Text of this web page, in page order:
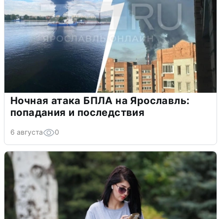
Ночная атака БПЛА на Ярославль:
попадания и последствия
6 августа 0